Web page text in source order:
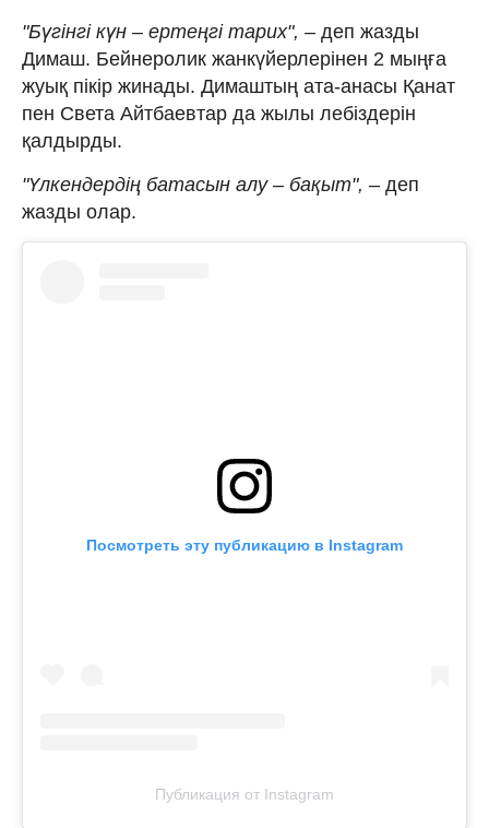
"Бүгінгі күн – ертеңгі тарих", – деп жазды
Димаш. Бейнеролик жанкүйерлерінен 2 мыңға
жуық пікір жинады. Димаштың ата-анасы Қанат
пен Света Айтбаевтар да жылы лебіздерін
қалдырды.
"Үлкендердің батасын алу – бақыт", – деп
жазды олар.
Посмотреть эту публикацию в Instagram
Публикация от Instagram